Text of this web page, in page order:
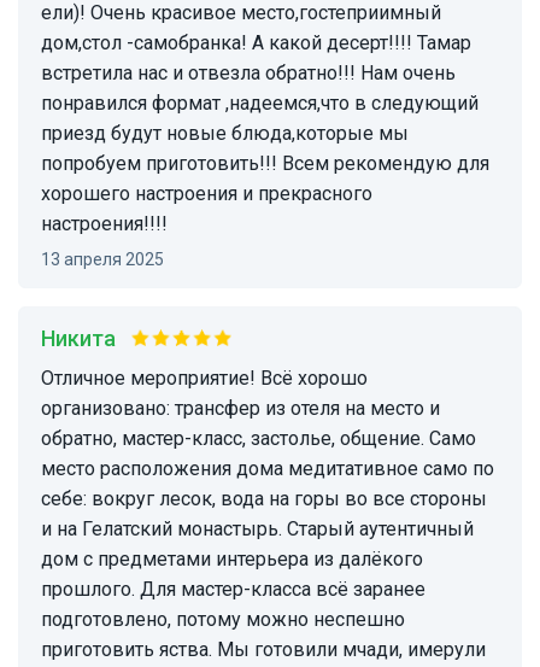
ели)! Очень красивое место,гостеприимный
дом,стол -самобранка! А какой десерт!!!! Тамар
встретила нас и отвезла обратно!!! Нам очень
понравился формат ,надеемся,что в следующий
приезд будут новые блюда,которые мы
попробуем приготовить!!! Всем рекомендую для
хорошего настроения и прекрасного
настроения!!!!
13 апреля 2025
Никита
Отличное мероприятие! Всё хорошо
организовано: трансфер из отеля на место и
обратно, мастер-класс, застолье, общение. Само
место расположения дома медитативное само по
себе: вокруг лесок, вода на горы во все стороны
и на Гелатский монастырь. Старый аутентичный
дом с предметами интерьера из далёкого
прошлого. Для мастер-класса всё заранее
подготовлено, потому можно неспешно
приготовить яства. Мы готовили мчади, имерули